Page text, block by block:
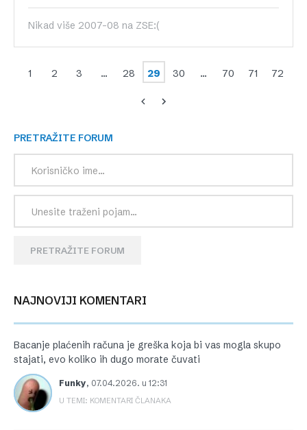
Nikad više 2007-08 na ZSE:(
1 2 3 … 28 29 30 … 70 71 72
PRETRAŽITE FORUM
PRETRAŽITE FORUM
NAJNOVIJI KOMENTARI
Bacanje plaćenih računa je greška koja bi vas mogla skupo
stajati, evo koliko ih dugo morate čuvati
Funky, 07.04.2026. u 12:31
U TEMI: KOMENTARI ČLANAKA